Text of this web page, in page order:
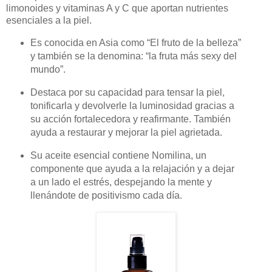
limonoides y vitaminas A y C que aportan nutrientes
esenciales a la piel.
Es conocida en Asia como “El fruto de la belleza”
y también se la denomina: “la fruta más sexy del
mundo”.
Destaca por su capacidad para tensar la piel,
tonificarla y devolverle la luminosidad gracias a
su acción fortalecedora y reafirmante. También
ayuda a restaurar y mejorar la piel agrietada.
Su aceite esencial contiene Nomilina, un
componente que ayuda a la relajación y a dejar
a un lado el estrés, despejando la mente y
llenándote de positivismo cada día.